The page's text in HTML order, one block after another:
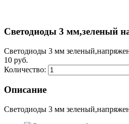
Светодиоды 3 мм,зеленый
Светодиоды 3 мм
10 руб.
Количество:
Описание
Светодиоды 3 мм